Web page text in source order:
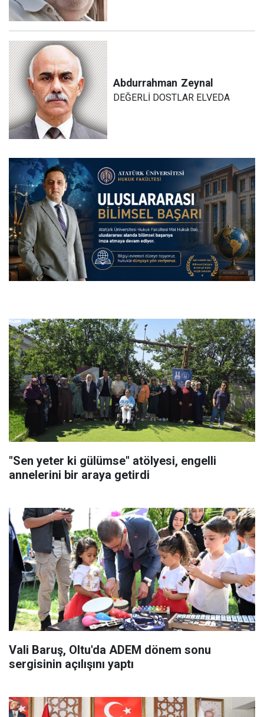
Abdurrahman Zeynal
DEĞERLİ DOSTLAR ELVEDA
"Sen yeter ki gülümse" atölyesi, engelli
annelerini bir araya getirdi
Vali Baruş, Oltu'da ADEM dönem sonu
sergisinin açılışını yaptı